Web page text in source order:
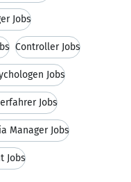
Jobs
Controller Jobs
Jobs
Jobs
Manager Jobs
Jobs